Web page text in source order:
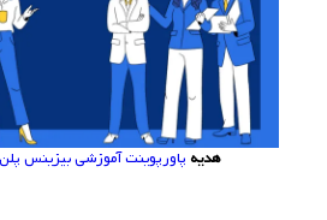
هدیه پاورپوینت آموزشی بیزینس